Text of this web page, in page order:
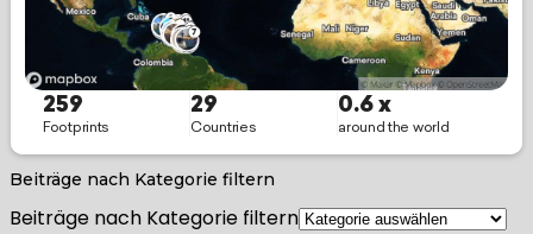
Beiträge nach Kategorie filtern
Beiträge nach Kategorie filtern